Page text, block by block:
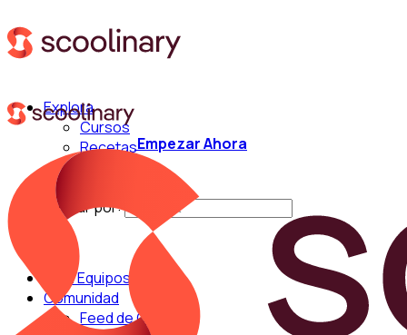
Explora
Cursos
Recetas
Buscar por:
Para Equipos
Comunidad
Feed de Cocina
Empezar Ahora